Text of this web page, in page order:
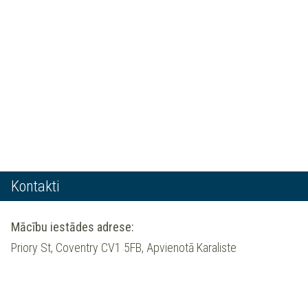
Kontakti
Mācību iestādes adrese:
Priory St, Coventry CV1 5FB, Apvienotā Karaliste